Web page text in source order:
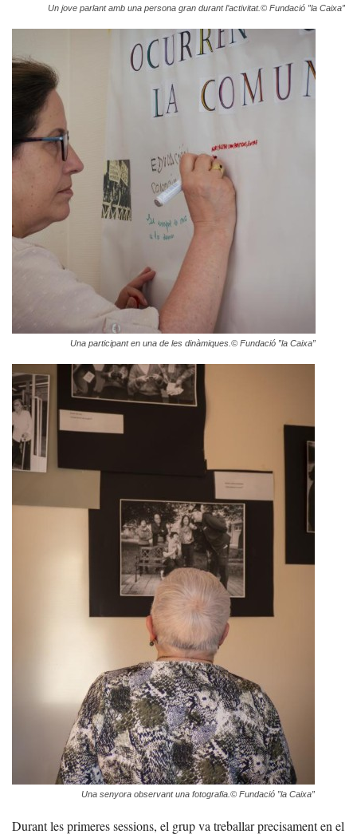
Un jove parlant amb una persona gran durant l’activitat.© Fundació ”la Caixa”
Una participant en una de les dinàmiques. © Fundació ”la Caixa”
Una senyora observant una fotografia. © Fundació ”la Caixa”
Durant les primeres sessions, el grup va treballar precisament en el